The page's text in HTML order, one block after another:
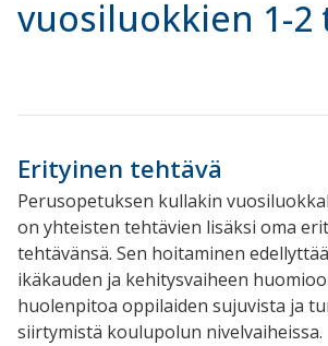
vuosiluokkien 1-2
Erityinen tehtävä
Perusopetuksen kullakin
on yhteisten tehtävien lisäksi oma
tehtävänsä. Sen hoitaminen
ikäkauden ja kehitysvaiheen
huolenpitoa oppilaiden sujuvista ja
siirtymistä koulupolun nivelvaiheissa.